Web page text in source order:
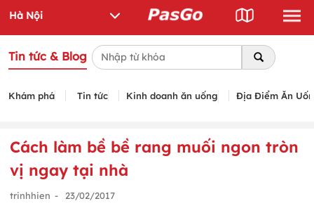
Tin tức & Blog
Khám phá Tin tức Kinh doanh ăn uống Địa Điểm Ăn
Cách làm bề bề rang muối ngon tròn
vị ngay tại nhà
trinhhien - 23/02/2017